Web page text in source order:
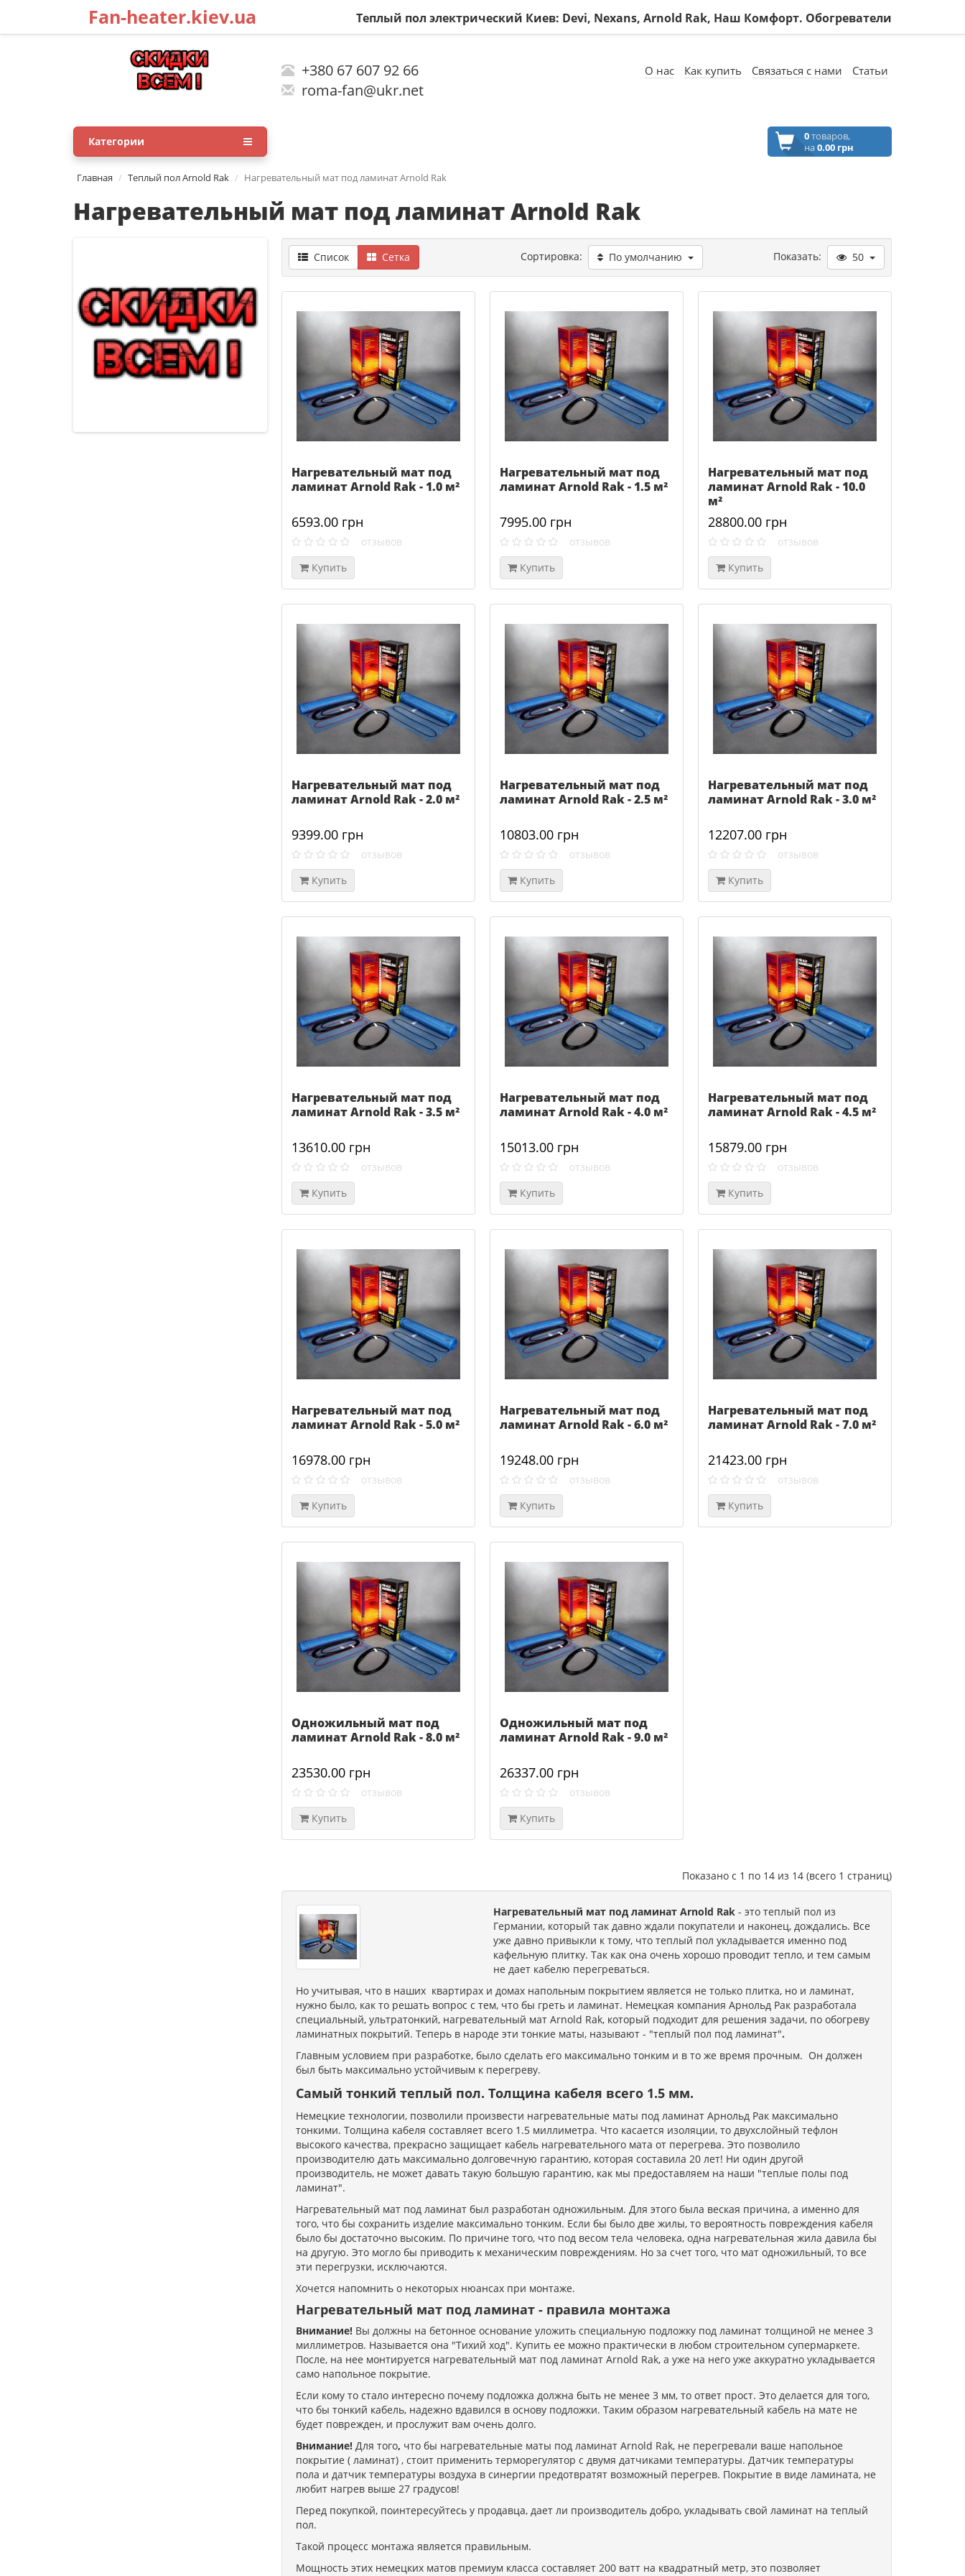
Fan-heater.kiev.ua Теплый пол электрический Киев: Devi, Nexans, Arnold Rak, Наш Комфорт. Обогреватели
+380 67 607 92 66
roma-fan@ukr.net
О нас Как купить Связаться с нами Статьи
0товаров,
на0.00 грн
Категории
Главная Теплый пол Arnold Rak Нагревательный мат под ламинат Arnold Rak
Нагревательный мат под ламинат Arnold Rak
Список Сетка Сортировка: По умолчанию Показать: 50
Нагревательный мат под
ламинат Arnold Rak - 1.0 м²
6593.00 грн
отзывов
Купить
Нагревательный мат под
ламинат Arnold Rak - 1.5 м²
7995.00 грн
отзывов
Купить
Нагревательный мат под
ламинат Arnold Rak - 10.0
м²
28800.00 грн
отзывов
Купить
Нагревательный мат под
ламинат Arnold Rak - 2.0 м²
9399.00 грн
отзывов
Купить
Нагревательный мат под
ламинат Arnold Rak - 2.5 м²
10803.00 грн
отзывов
Купить
Нагревательный мат под
ламинат Arnold Rak - 3.0 м²
12207.00 грн
отзывов
Купить
Нагревательный мат под
ламинат Arnold Rak - 3.5 м²
13610.00 грн
отзывов
Купить
Нагревательный мат под
ламинат Arnold Rak - 4.0 м²
15013.00 грн
отзывов
Купить
Нагревательный мат под
ламинат Arnold Rak - 4.5 м²
15879.00 грн
отзывов
Купить
Нагревательный мат под
ламинат Arnold Rak - 5.0 м²
16978.00 грн
отзывов
Купить
Нагревательный мат под
ламинат Arnold Rak - 6.0 м²
19248.00 грн
отзывов
Купить
Нагревательный мат под
ламинат Arnold Rak - 7.0 м²
21423.00 грн
отзывов
Купить
Одножильный мат под
ламинат Arnold Rak - 8.0 м²
23530.00 грн
отзывов
Купить
Одножильный мат под
ламинат Arnold Rak - 9.0 м²
26337.00 грн
отзывов
Купить
Показано с 1 по 14 из 14 (всего 1 страниц)
Нагревательный мат под ламинат Arnold Rak - это теплый пол из
Германии, который так давно ждали покупатели и наконец, дождались. Все
уже давно привыкли к тому, что теплый пол укладывается именно под
кафельную плитку. Так как она очень хорошо проводит тепло, и тем самым
не дает кабелю перегреваться.
Но учитывая, что в наших квартирах и домах напольным покрытием является не только плитка, но и ламинат,
нужно было, как то решать вопрос с тем, что бы греть и ламинат. Немецкая компания Арнольд Рак разработала
специальный, ультратонкий, нагревательный мат Arnold Rak, который подходит для решения задачи, по обогреву
ламинатных покрытий. Теперь в народе эти тонкие маты, называют - "теплый пол под ламинат".
Главным условием при разработке, было сделать его максимально тонким и в то же время прочным. Он должен
был быть максимально устойчивым к перегреву.
Самый тонкий теплый пол. Толщина кабеля всего 1.5 мм.
Немецкие технологии, позволили произвести нагревательные маты под ламинат Арнольд Рак максимально
тонкими. Толщина кабеля составляет всего 1.5 миллиметра. Что касается изоляции, то двухслойный тефлон
высокого качества, прекрасно защищает кабель нагревательного мата от перегрева. Это позволило
производителю дать максимально долговечную гарантию, которая составила 20 лет! Ни один другой
производитель, не может давать такую большую гарантию, как мы предоставляем на наши "теплые полы под
ламинат".
Нагревательный мат под ламинат был разработан одножильным. Для этого была веская причина, а именно для
того, что бы сохранить изделие максимально тонким. Если бы было две жилы, то вероятность повреждения кабеля
было бы достаточно высоким. По причине того, что под весом тела человека, одна нагревательная жила давила бы
на другую. Это могло бы приводить к механическим повреждениям. Но за счет того, что мат одножильный, то все
эти перегрузки, исключаются.
Хочется напомнить о некоторых нюансах при монтаже.
Нагревательный мат под ламинат - правила монтажа
Внимание! Вы должны на бетонное основание уложить специальную подложку под ламинат толщиной не менее 3
миллиметров. Называется она "Тихий ход". Купить ее можно практически в любом строительном супермаркете.
После, на нее монтируется нагревательный мат под ламинат Arnold Rak, а уже на него уже аккуратно укладывается
само напольное покрытие.
Если кому то стало интересно почему подложка должна быть не менее 3 мм, то ответ прост. Это делается для того,
что бы тонкий кабель, надежно вдавился в основу подложки. Таким образом нагревательный кабель на мате не
будет поврежден, и прослужит вам очень долго.
Внимание! Для того, что бы нагревательные маты под ламинат Arnold Rak, не перегревали ваше напольное
покрытие ( ламинат) , стоит применить терморегулятор с двумя датчиками температуры. Датчик температуры
пола и датчик температуры воздуха в синергии предотвратят возможный перегрев. Покрытие в виде ламината, не
любит нагрев выше 27 градусов!
Перед покупкой, поинтересуйтесь у продавца, дает ли производитель добро, укладывать свой ламинат на теплый
пол.
Такой процесс монтажа является правильным.
Мощность этих немецких матов премиум класса составляет 200 ватт на квадратный метр, это позволяет